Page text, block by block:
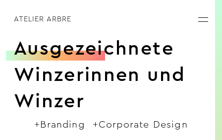
ATELIER ARBRE
Ausgezeichnete
Winzerinnen und
Winzer
+Branding +Corporate Design